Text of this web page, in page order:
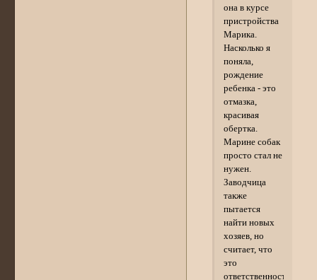
она в курсе
пристройства
Марика.
Насколько я
поняла,
рождение
ребенка - это
отмазка,
красивая
обертка.
Марине собак
просто стал не
нужен.
Заводчица
также
пытается
найти новых
хозяев, но
считает, что
это
ответственность